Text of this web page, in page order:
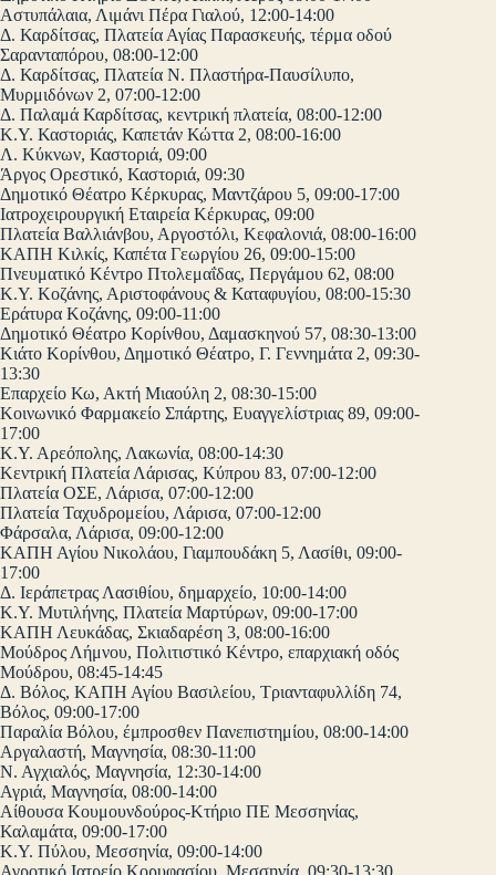
Αστυπάλαια, Λιμάνι Πέρα Γιαλού, 12:00-14:00
Δ. Καρδίτσας, Πλατεία Αγίας Παρασκευής, τέρμα οδού
Σαρανταπόρου, 08:00-12:00
Δ. Καρδίτσας, Πλατεία Ν. Πλαστήρα-Παυσίλυπο,
Μυρμιδόνων 2, 07:00-12:00
Δ. Παλαμά Καρδίτσας, κεντρική πλατεία, 08:00-12:00
Κ.Υ. Καστοριάς, Καπετάν Κώττα 2, 08:00-16:00
Λ. Κύκνων, Καστοριά, 09:00
Άργος Ορεστικό, Καστοριά, 09:30
Δημοτικό Θέατρο Κέρκυρας, Μαντζάρου 5, 09:00-17:00
Ιατροχειρουργική Εταιρεία Κέρκυρας, 09:00
Πλατεία Βαλλιάνβου, Αργοστόλι, Κεφαλονιά, 08:00-16:00
ΚΑΠΗ Κιλκίς, Καπέτα Γεωργίου 26, 09:00-15:00
Πνευματικό Κέντρο Πτολεμαΐδας, Περγάμου 62, 08:00
Κ.Υ. Κοζάνης, Αριστοφάνους & Καταφυγίου, 08:00-15:30
Εράτυρα Κοζάνης, 09:00-11:00
Δημοτικό Θέατρο Κορίνθου, Δαμασκηνού 57, 08:30-13:00
Κιάτο Κορίνθου, Δημοτικό Θέατρο, Γ. Γεννημάτα 2, 09:30-
13:30
Επαρχείο Κω, Ακτή Μιαούλη 2, 08:30-15:00
Κοινωνικό Φαρμακείο Σπάρτης, Ευαγγελίστριας 89, 09:00-
17:00
Κ.Υ. Αρεόπολης, Λακωνία, 08:00-14:30
Κεντρική Πλατεία Λάρισας, Κύπρου 83, 07:00-12:00
Πλατεία ΟΣΕ, Λάρισα, 07:00-12:00
Πλατεία Ταχυδρομείου, Λάρισα, 07:00-12:00
Φάρσαλα, Λάρισα, 09:00-12:00
ΚΑΠΗ Αγίου Νικολάου, Γιαμπουδάκη 5, Λασίθι, 09:00-
17:00
Δ. Ιεράπετρας Λασιθίου, δημαρχείο, 10:00-14:00
Κ.Υ. Μυτιλήνης, Πλατεία Μαρτύρων, 09:00-17:00
ΚΑΠΗ Λευκάδας, Σκιαδαρέση 3, 08:00-16:00
Μούδρος Λήμνου, Πολιτιστικό Κέντρο, επαρχιακή οδός
Μούδρου, 08:45-14:45
Δ. Βόλος, ΚΑΠΗ Αγίου Βασιλείου, Τριανταφυλλίδη 74,
Βόλος, 09:00-17:00
Παραλία Βόλου, έμπροσθεν Πανεπιστημίου, 08:00-14:00
Αργαλαστή, Μαγνησία, 08:30-11:00
Ν. Αγχιαλός, Μαγνησία, 12:30-14:00
Αγριά, Μαγνησία, 08:00-14:00
Αίθουσα Κουμουνδούρος-Κτήριο ΠΕ Μεσσηνίας,
Καλαμάτα, 09:00-17:00
Κ.Υ. Πύλου, Μεσσηνία, 09:00-14:00
Αγροτικό Ιατρείο Κορυφασίου, Μεσσηνία, 09:30-13:30